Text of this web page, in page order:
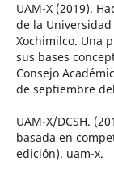
UAM-X (2019).
de la
Xochimilco. Una
sus bases
Consejo
de septiembre
UAM-X/DCSH.
basada en
edición). uam-x.